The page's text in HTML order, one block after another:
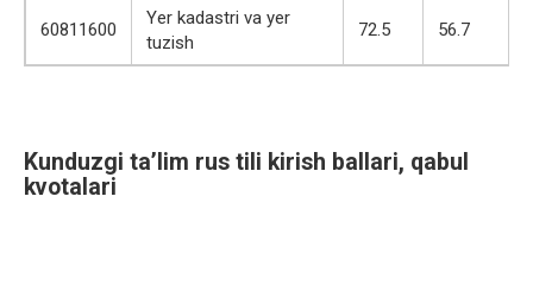
60811600
Yer kadastri va yer
tuzish
72.5 56.7
Kunduzgi ta’lim rus tili kirish ballari, qabul
kvotalari